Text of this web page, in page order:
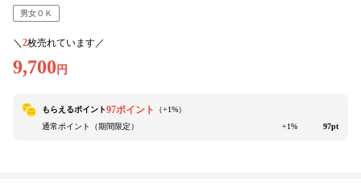
男女ＯＫ
＼ 2枚売れています／
9,700 円
もらえるポイント97ポイント （+1%）
通常ポイント（期間限定）
+1% 97pt